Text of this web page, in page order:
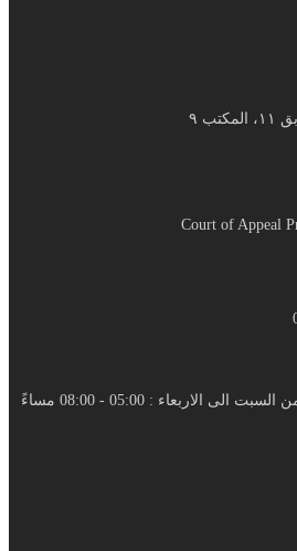
٩
Court of Appeal
الاربعاء : 05:00 - 08:00 مساءً